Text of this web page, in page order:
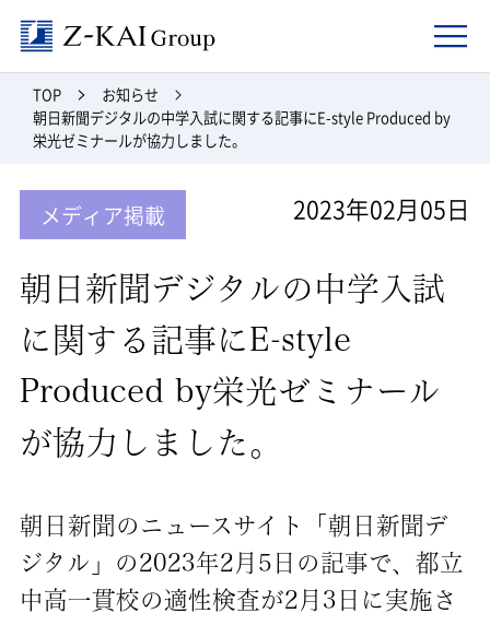
TOP
お知らせ
朝日新聞デジタルの中学入試に関する記事にE-style Produced by
栄光ゼミナールが協力しました。
メディア掲載 2023年02月05日
朝日新聞デジタルの中学入試
に関する記事にE-style
Produced by栄光ゼミナール
が協力しました。
朝日新聞のニュースサイト「朝日新聞デ
ジタル」の2023年2月5日の記事で、都立
中高一貫校の適性検査が2月3日に実施さ